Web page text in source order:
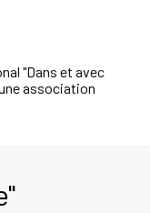
"Dans et avec
association